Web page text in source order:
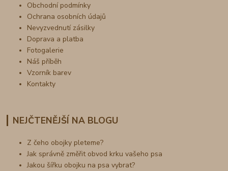
Obchodní podmínky
Ochrana osobních údajů
Nevyzvednutí zásilky
Doprava a platba
Fotogalerie
Náš příběh
Vzorník barev
Kontakty
NEJČTENĚJŠÍ NA BLOGU
Z čeho obojky pleteme?
Jak správně změřit obvod krku vašeho psa
Jakou šířku obojku na psa vybrat?